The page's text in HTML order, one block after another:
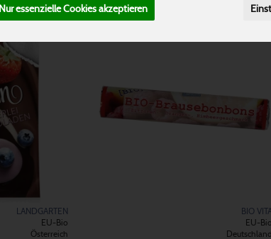
Nur essenzielle Cookies akzeptieren
LANDGARTEN
EU-Bio
Österreich
BIO
EU-Bio
Deutschland